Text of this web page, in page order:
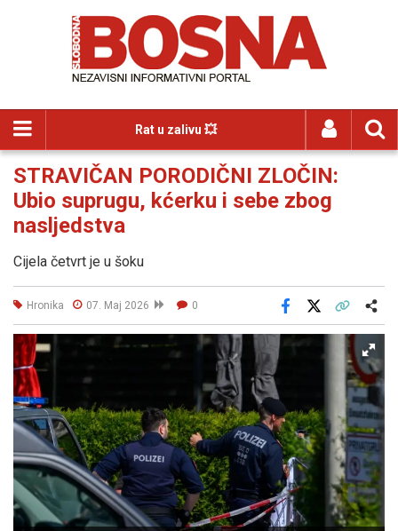
Rat u zalivu 💥
STRAVIČAN PORODIČNI ZLOČIN:
Ubio suprugu, kćerku i sebe zbog
nasljedstva
Cijela četvrt je u šoku
Hronika 07. Maj 2026 0
Facebook